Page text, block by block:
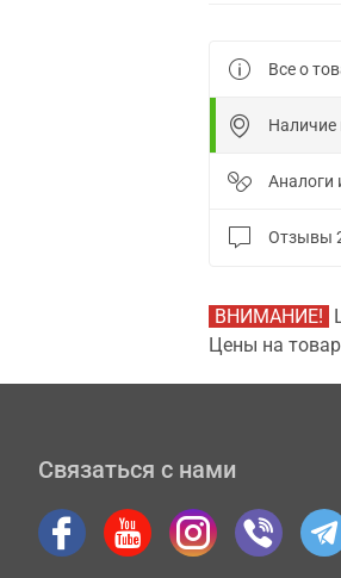
Все о
Наличие
Аналоги
Отзывы
ВНИМАНИЕ!
Цены на
Связаться с нами